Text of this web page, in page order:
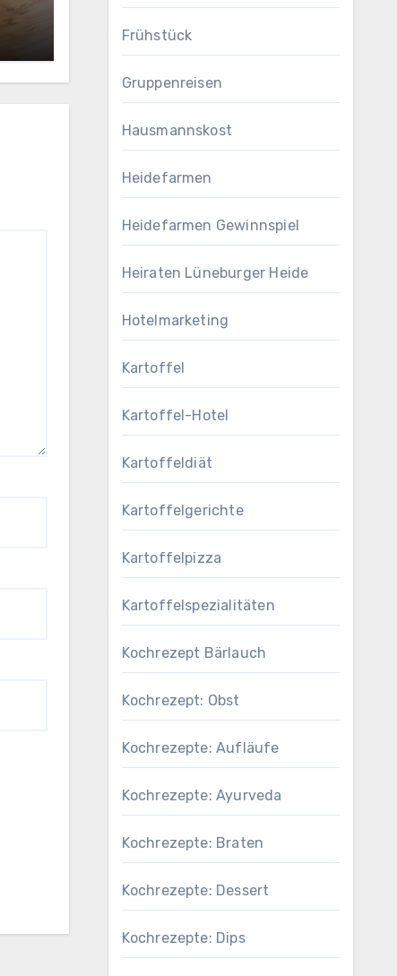
Frühstück
Gruppenreisen
Hausmannskost
Heidefarmen
Heidefarmen Gewinnspiel
Heiraten Lüneburger Heide
Hotelmarketing
Kartoffel
Kartoffel-Hotel
Kartoffeldiät
Kartoffelgerichte
Kartoffelpizza
Kartoffelspezialitäten
Kochrezept Bärlauch
Kochrezept: Obst
Kochrezepte: Aufläufe
Kochrezepte: Ayurveda
Kochrezepte: Braten
Kochrezepte: Dessert
Kochrezepte: Dips